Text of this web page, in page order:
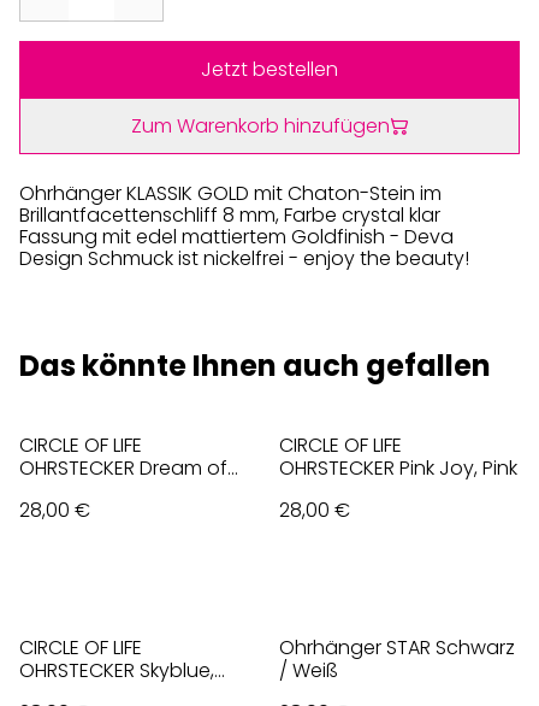
Jetzt bestellen
Zum Warenkorb hinzufügen
Ohrhänger KLASSIK GOLD mit Chaton-Stein im
Brillantfacettenschliff 8 mm, Farbe crystal klar
Fassung mit edel mattiertem Goldfinish - Deva
Design Schmuck ist nickelfrei - enjoy the beauty!
Das könnte Ihnen auch gefallen
CIRCLE OF LIFE
OHRSTECKER Dream of
28,00 €
CIRCLE OF LIFE
OHRSTECKER Pink Joy, Pink
28,00 €
CIRCLE OF LIFE
OHRSTECKER Skyblue,
Ohrhänger STAR Schwarz
/ Weiß